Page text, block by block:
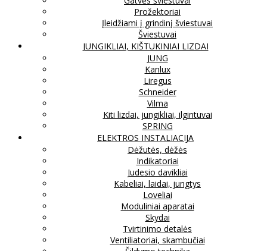
Prožektoriai
Įleidžiami į grindinį šviestuvai
Šviestuvai
JUNGIKLIAI, KIŠTUKINIAI LIZDAI
JUNG
Kanlux
Liregus
Schneider
Vilma
Kiti lizdai, jungikliai, ilgintuvai
SPRING
ELEKTROS INSTALIACIJA
Dėžutės, dėžės
Indikatoriai
Judesio davikliai
Kabeliai, laidai, jungtys
Loveliai
Moduliniai aparatai
Skydai
Tvirtinimo detalės
Ventiliatoriai, skambučiai